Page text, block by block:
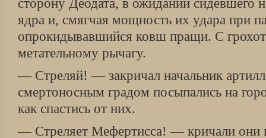
сторону Деодата, в ожидании сидевшего
ядра и, смягчая мощность их удара при
опрокидывавшийся ковш пращи. С
метательному рычагу.
— Стреляй! — закричал начальник
смертоносным градом посыпались на
как спастись от них.
— Стреляет Мефертисса! — кричали они